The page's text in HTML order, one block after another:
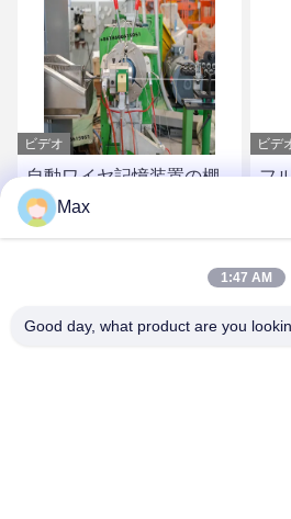
ビデオ
自動ワイヤ記憶装置の棚
が付いている80mm PFA
ワイヤー ケーブル押し出
ビデ
フ
ヤ
Max
1:47 AM
Good day, what product are you